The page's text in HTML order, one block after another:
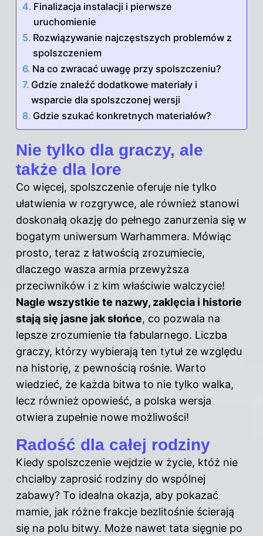
Finalizacja instalacji i pierwsze
uruchomienie
Rozwiązywanie najczęstszych problemów z
spolszczeniem
Na co zwracać uwagę przy spolszczeniu?
Gdzie znaleźć dodatkowe materiały i
wsparcie dla spolszczonej wersji
Gdzie szukać konkretnych materiałów?
Nie tylko dla graczy, ale
także dla lore
Co więcej, spolszczenie oferuje nie tylko
ułatwienia w rozgrywce, ale również stanowi
doskonałą okazję do pełnego zanurzenia się w
bogatym uniwersum Warhammera. Mówiąc
prosto, teraz z łatwością zrozumiecie,
dlaczego wasza armia przewyższa
przeciwników i z kim właściwie walczycie!
Nagle wszystkie te nazwy, zaklęcia i historie
stają się jasne jak słońce, co pozwala na
lepsze zrozumienie tła fabularnego. Liczba
graczy, którzy wybierają ten tytuł ze względu
na historię, z pewnością rośnie. Warto
wiedzieć, że każda bitwa to nie tylko walka,
lecz również opowieść, a polska wersja
otwiera zupełnie nowe możliwości!
Radość dla całej rodziny
Kiedy spolszczenie wejdzie w życie, któż nie
chciałby zaprosić rodziny do wspólnej
zabawy? To idealna okazja, aby pokazać
mamie, jak różne frakcje bezlitośnie ścierają
się na polu bitwy. Może nawet tata sięgnie po